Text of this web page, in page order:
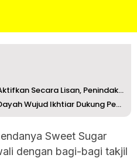
Secara Lisan, Penindak...
Ketua MPU : Halaqah Ulama Dayah Wujud Ikhtiar Dukung Pemb...
Sweet Sugar
dengan bagi-bagi takjil